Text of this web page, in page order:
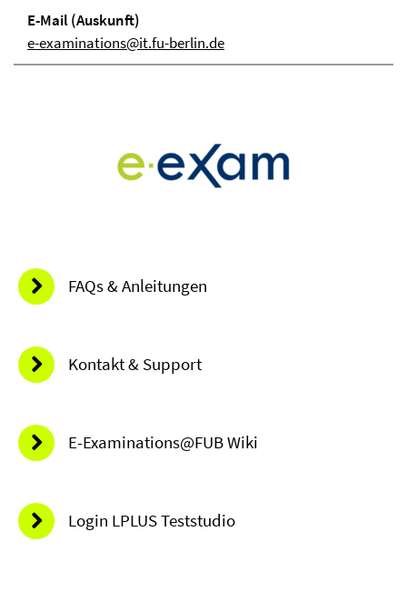
E-Mail (Aus­kunft)
e-examinations@it.fu-berlin.de
FAQs & Anleitungen
Kontakt & Support
E-Examinations@FUB Wiki
Login LPLUS Teststudio